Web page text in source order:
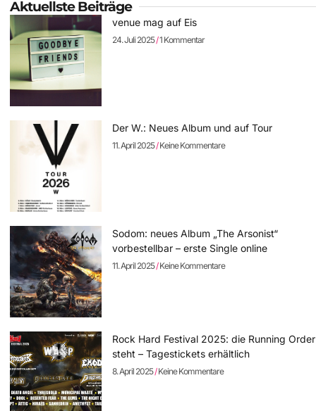
Aktuellste Beiträge
venue mag auf Eis
24. Juli 2025 1 Kommentar
Der W.: Neues Album und auf Tour
11. April 2025 Keine Kommentare
Sodom: neues Album „The Arsonist“
vorbestellbar – erste Single online
11. April 2025 Keine Kommentare
Rock Hard Festival 2025: die Running Order
steht – Tagestickets erhältlich
8. April 2025 Keine Kommentare